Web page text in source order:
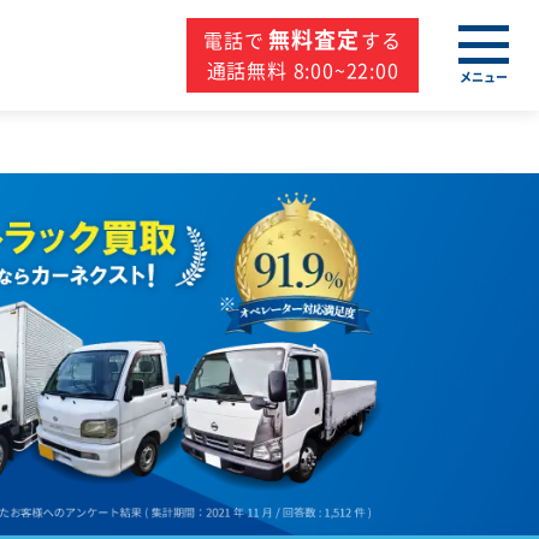
電話で 無料査定する
通話無料 8:00~22:00
メニュー